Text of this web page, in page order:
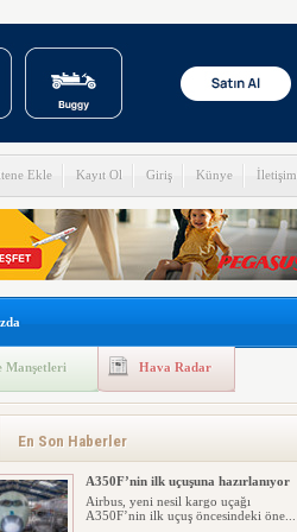
Ekle Kayıt Ol Giriş Künye İletişim
Manşetleri Hava Radar
En Son Haberler
A350F’nin ilk uçuşuna hazırlanıyor
Airbus, yeni nesil kargo uçağı
A350F’nin ilk uçuş öncesindeki öne...